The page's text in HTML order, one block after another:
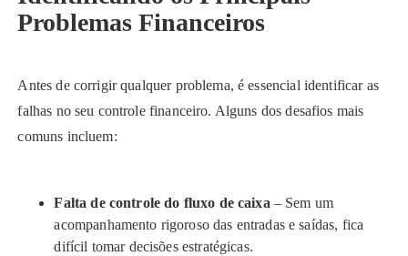
Problemas Financeiros
Antes de corrigir qualquer problema, é essencial identificar as
falhas no seu controle financeiro. Alguns dos desafios mais
comuns incluem:
Falta de controle do fluxo de caixa – Sem um
acompanhamento rigoroso das entradas e saídas, fica
difícil tomar decisões estratégicas.